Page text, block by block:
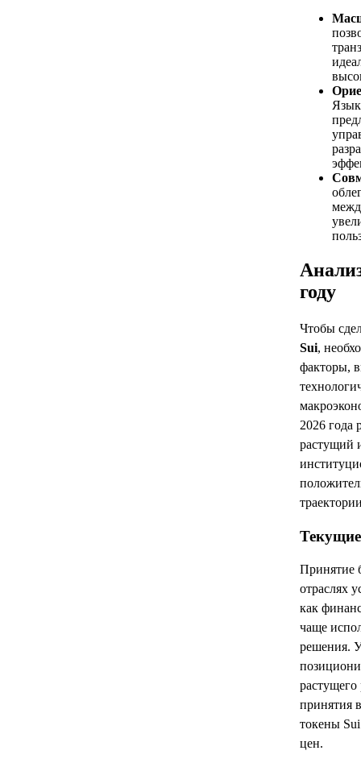
году
Чтобы
Sui,
факторы,
2026 года
растущий
Принятие
отраслях
как
чаще
решения.
принятия
токены Sui
цен.